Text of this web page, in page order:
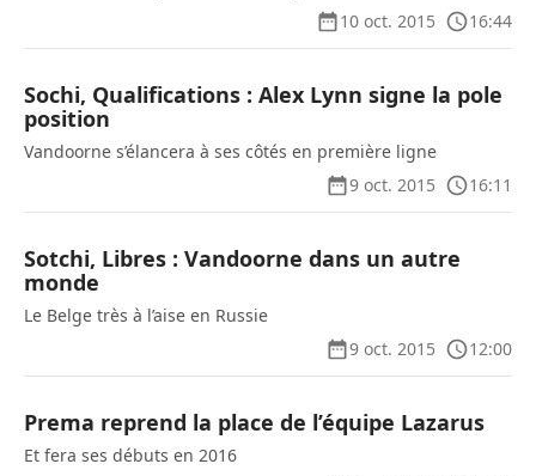
10 oct. 2015
16:44
Sochi, Qualifications : Alex Lynn signe la pole
position
Vandoorne s’élancera à ses côtés en première ligne
9 oct. 2015
16:11
Sotchi, Libres : Vandoorne dans un autre
monde
Le Belge très à l’aise en Russie
9 oct. 2015
12:00
Prema reprend la place de l’équipe Lazarus
Et fera ses débuts en 2016